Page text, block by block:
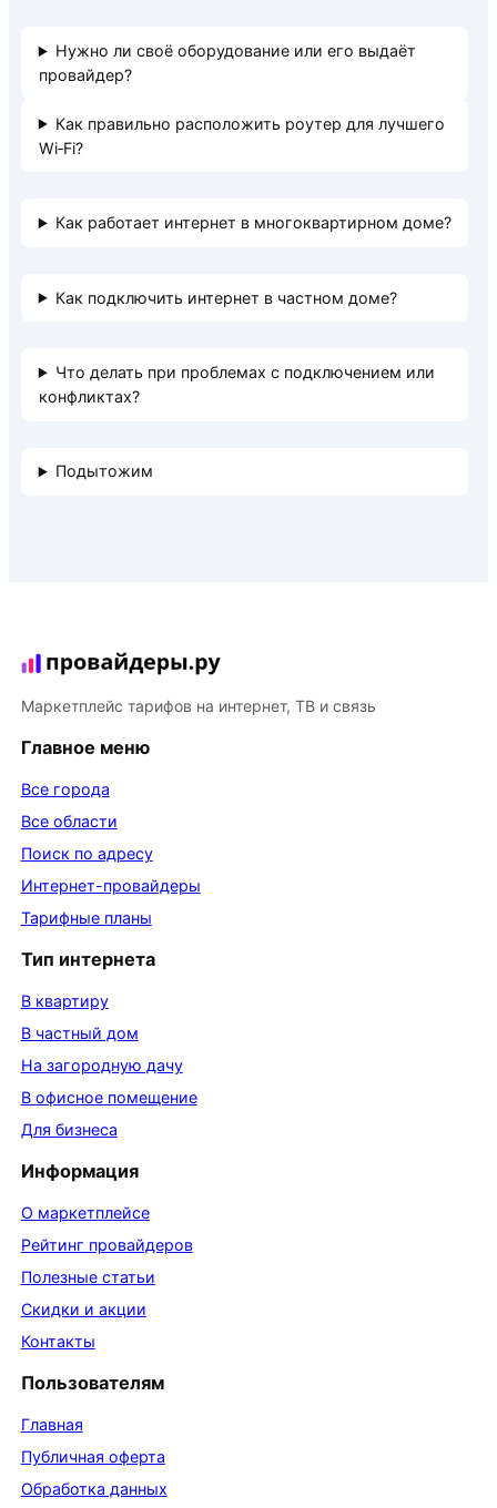
Нужно ли своё оборудование или его выдаёт
провайдер?
Как правильно расположить роутер для лучшего
Wi‑Fi?
Как работает интернет в многоквартирном доме?
Как подключить интернет в частном доме?
Что делать при проблемах с подключением или
конфликтах?
Подытожим
Маркетплейс тарифов на интернет, ТВ и связь
Главное меню
Все города
Все области
Поиск по адресу
Интернет-провайдеры
Тарифные планы
Тип интернета
В квартиру
В частный дом
На загородную дачу
В офисное помещение
Для бизнеса
Информация
О маркетплейсе
Рейтинг провайдеров
Полезные статьи
Скидки и акции
Контакты
Пользователям
Главная
Публичная оферта
Обработка данных